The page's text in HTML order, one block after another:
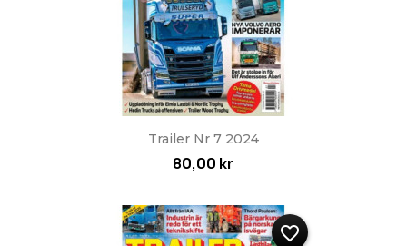
Trailer Nr 7 2024
80,00 kr
favorite_border